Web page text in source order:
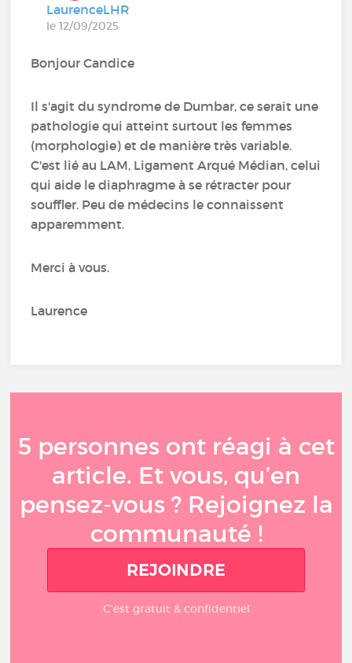
LaurenceLHR
le 12/09/2025
Bonjour Candice
Il s'agit du syndrome de Dumbar, ce serait une
pathologie qui atteint surtout les femmes
(morphologie) et de manière très variable.
C'est lié au LAM, Ligament Arqué Médian, celui
qui aide le diaphragme à se rétracter pour
souffler. Peu de médecins le connaissent
apparemment.
Merci à vous.
Laurence
5 personnes ont réagi à cet
article. Et vous, qu’en
pensez-vous ? Rejoignez la
communauté !
REJOINDRE
C'est gratuit & confidentiel